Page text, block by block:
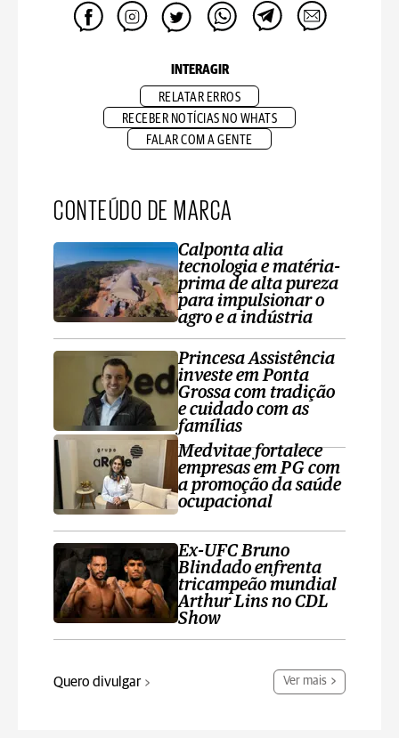
INTERAGIR
RELATAR ERROS
RECEBER NOTÍCIAS NO WHATS
FALAR COM A GENTE
CONTEÚDO DE MARCA
Calponta alia
tecnologia e matéria-
prima de alta pureza
para impulsionar o
agro e a indústria
Princesa Assistência
investe em Ponta
Grossa com tradição
e cuidado com as
famílias
Medvitae fortalece
empresas em PG com
a promoção da saúde
ocupacional
Ex-UFC Bruno
Blindado enfrenta
tricampeão mundial
Arthur Lins no CDL
Show
Quero divulgar Ver mais